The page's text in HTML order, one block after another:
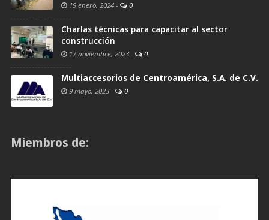
19 enero, 2024 - 0
Charlas técnicas para capacitar al sector
construcción
17 noviembre, 2023 - 0
Multiaccesorios de Centroamérica, S.A. de C.V.
9 mayo, 2023 - 0
Miembros de: